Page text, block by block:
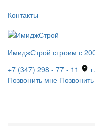
Контакты
ИмиджСтрой строим с
+7 (347) 298 - 77 - 11
Позвонить мне Позвонить